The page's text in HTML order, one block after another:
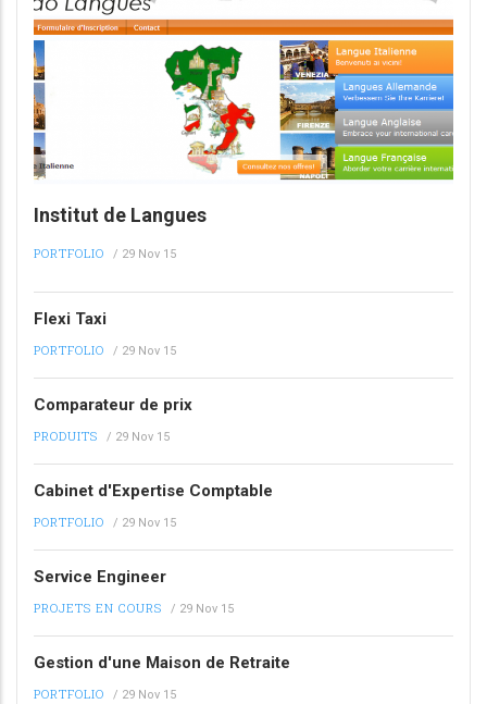
Institut de Langues
PORTFOLIO / 29 Nov 15
Flexi Taxi
PORTFOLIO / 29 Nov 15
Comparateur de prix
PRODUITS / 29 Nov 15
Cabinet d'Expertise Comptable
PORTFOLIO / 29 Nov 15
Service Engineer
PROJETS EN COURS / 29 Nov 15
Gestion d'une Maison de Retraite
PORTFOLIO / 29 Nov 15